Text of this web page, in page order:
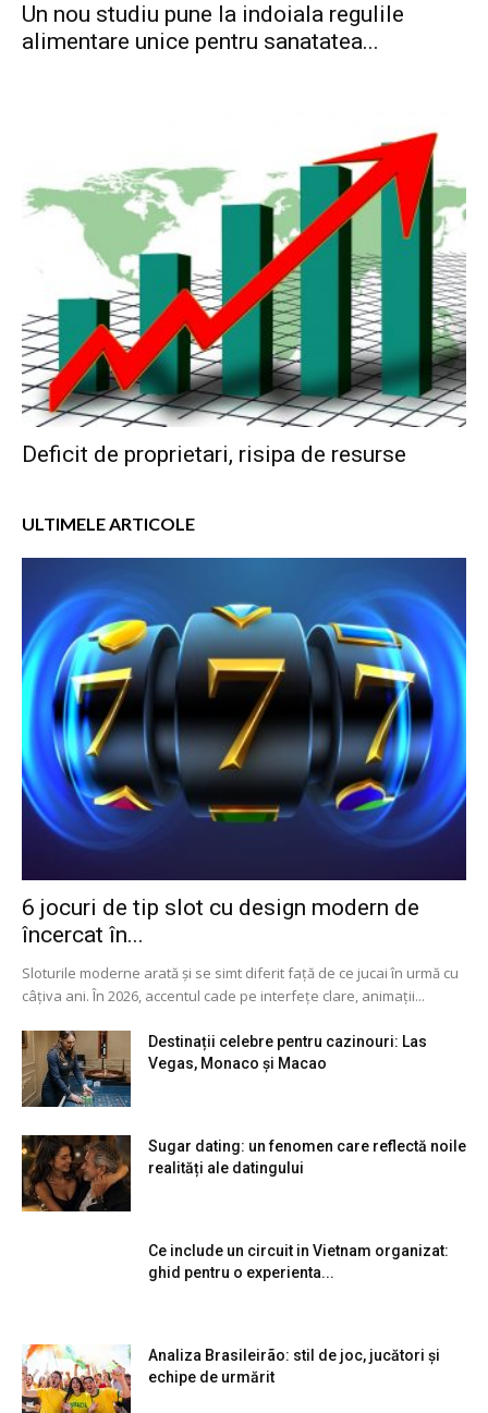
Un nou studiu pune la indoiala regulile
alimentare unice pentru sanatatea...
Deficit de proprietari, risipa de resurse
ULTIMELE ARTICOLE
6 jocuri de tip slot cu design modern de
încercat în...
Sloturile moderne arată și se simt diferit față de ce jucai în urmă cu
câțiva ani. În 2026, accentul cade pe interfețe clare, animații...
Destinații celebre pentru cazinouri: Las
Vegas, Monaco și Macao
Sugar dating: un fenomen care reflectă noile
realități ale datingului
Ce include un circuit in Vietnam organizat:
ghid pentru o experienta...
Analiza Brasileirão: stil de joc, jucători și
echipe de urmărit